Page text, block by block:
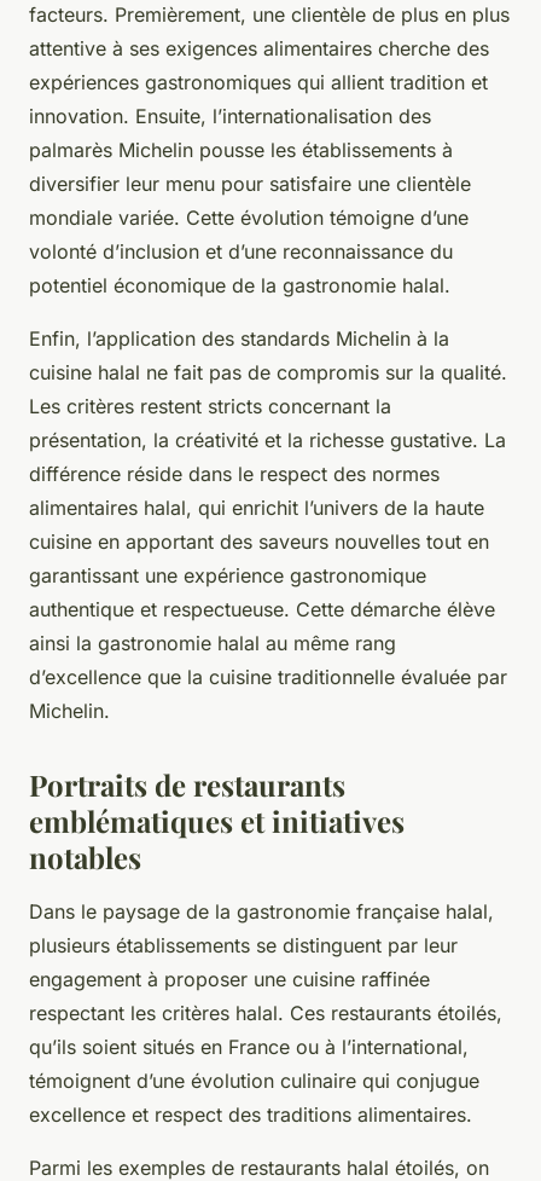
facteurs. Premièrement, une clientèle de plus en plus
attentive à ses exigences alimentaires cherche des
expériences gastronomiques qui allient tradition et
innovation. Ensuite, l’internationalisation des
palmarès Michelin pousse les établissements à
diversifier leur menu pour satisfaire une clientèle
mondiale variée. Cette évolution témoigne d’une
volonté d’inclusion et d’une reconnaissance du
potentiel économique de la gastronomie halal.
Enfin, l’application des standards Michelin à la
cuisine halal ne fait pas de compromis sur la qualité.
Les critères restent stricts concernant la
présentation, la créativité et la richesse gustative. La
différence réside dans le respect des normes
alimentaires halal, qui enrichit l’univers de la haute
cuisine en apportant des saveurs nouvelles tout en
garantissant une expérience gastronomique
authentique et respectueuse. Cette démarche élève
ainsi la gastronomie halal au même rang
d’excellence que la cuisine traditionnelle évaluée par
Michelin.
Portraits de restaurants
emblématiques et initiatives
notables
Dans le paysage de la gastronomie française halal,
plusieurs établissements se distinguent par leur
engagement à proposer une cuisine raffinée
respectant les critères halal. Ces restaurants étoilés,
qu’ils soient situés en France ou à l’international,
témoignent d’une évolution culinaire qui conjugue
excellence et respect des traditions alimentaires.
Parmi les exemples de restaurants halal étoilés, on